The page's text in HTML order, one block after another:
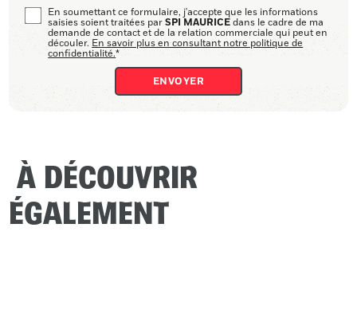
En soumettant ce formulaire, j'accepte que les informations
saisies soient traitées parSPI MAURICE dans le cadre de ma
demande de contact et de la relation commerciale qui peut en
découler.En savoir plus en consultant notre politique de
confidentialité.*
À DÉCOUVRIR
ÉGALEMENT